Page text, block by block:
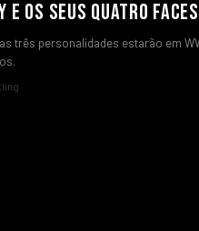
E OS SEUS QUATRO
três personalidades estarão em